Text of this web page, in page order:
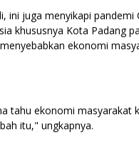
ini juga menyikapi pandemi
khususnya Kota Padang
ekonomi
tahu ekonomi masyarakat
itu," ungkapnya.